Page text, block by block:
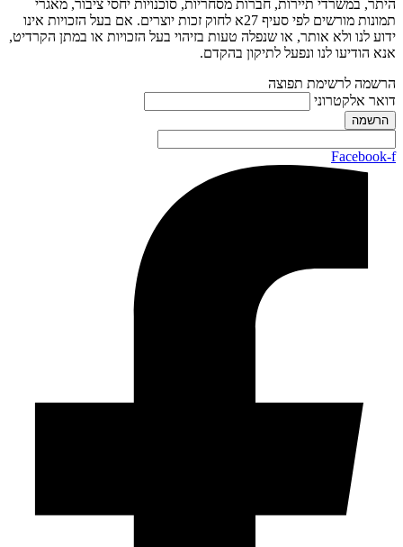
היתר, במשרדי תיירות, חברות מסחריות, סוכנויות יחסי ציבור, מאגרי
תמונות מורשים לפי סעיף 27א לחוק זכות יוצרים. אם בעל הזכויות אינו
ידוע לנו ולא אותר, או שנפלה טעות בזיהוי בעל הזכויות או במתן הקרדיט,
אנא הודיעו לנו ונפעל לתיקון בהקדם.
הרשמה לרשימת תפוצה
דואר אלקטרוני
Facebook-f